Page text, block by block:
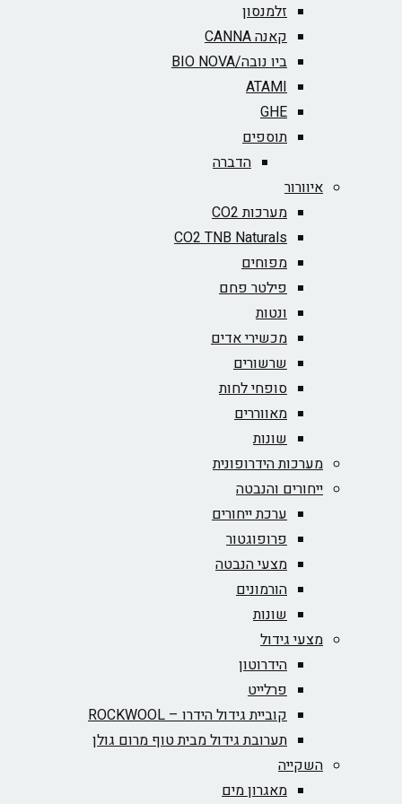
זלמנסון
קאנה CANNA
ביו נובה/BIO NOVA‏
ATAMI
GHE
תוספים
הדברה
איוורור
מערכות CO2
CO2 TNB Naturals
מפוחים
פילטר פחם
ונטות
מכשירי אדים
שרשורים
סופחי לחות
מאווררים
שונות
מערכות הידרופונית
ייחורים והנבטה
ערכת ייחורים
פרופוגטור
מצעי הנבטה
הורמונים
שונות
מצעי גידול
הידרוטון
פרלייט
קוביית גידול הידרו – ROCKWOOL‏
תערובת גידול מבית טוף מרום גולן
השקייה
מאגרון מים